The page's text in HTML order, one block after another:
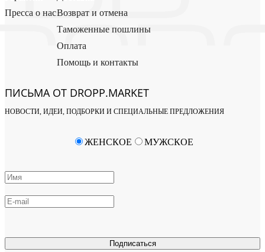
Пресса о насВозврат и отмена
Таможенные пошлины
Оплата
Помощь и контакты
ПИСЬМА ОТ DROPP.MARKET
НОВОСТИ, ИДЕИ, ПОДБОРКИ И СПЕЦИАЛЬНЫЕ ПРЕДЛОЖЕНИЯ
Подписаться
ЖЕНСКОЕ МУЖСКОЕ